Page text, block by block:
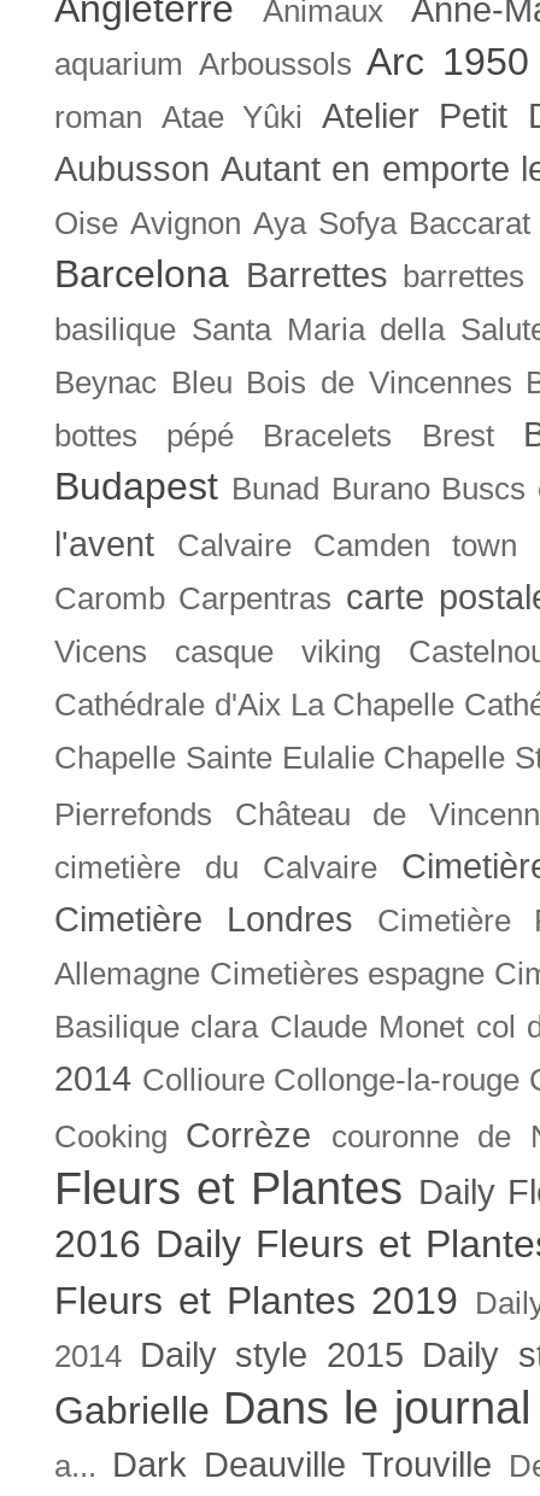
Animaux Anne-
aquarium Arboussols Arc 1950
roman Atae Yûki
Atelier Petit
Aubusson Autant en emporte
Oise Avignon Aya Sofya Baccarat
Barcelona Barrettes
basilique Santa Maria della
Beynac Bleu Bois de Vincennes
bottes pépé
Bracelets Brest
Budapest Bunad Burano Buscs
l'avent Calvaire Camden town
Caromb Carpentras carte
Vicens casque viking
Cathédrale d'Aix La Chapelle
Chapelle Sainte Eulalie Chapelle
Pierrefonds
Château de
cimetière du Calvaire
Cimetière Londres
Cimetière
Allemagne Cimetières espagne
Basilique clara Claude Monet col
2014 Collioure Collonge-la-rouge
Cooking
Corrèze couronne de
Fleurs et Plantes Daily
2016 Daily Fleurs et
Fleurs et Plantes 2019
2014
Daily style 2015 Daily
Gabrielle Dans le journal
a... Dark Deauville Trouville